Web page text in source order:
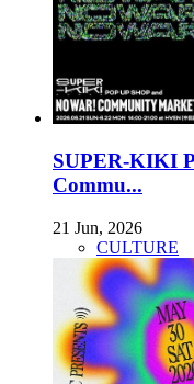
SUPER-KIKI
Commu...
21 Jun, 2026
CULTURE